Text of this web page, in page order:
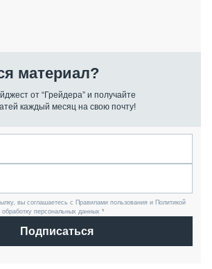
материал?
от “Грейдера” и получайте
каждый месяц на свою почту!
вы соглашаетесь с Правилами пользования и Политикой
персональных данных *
Подписаться